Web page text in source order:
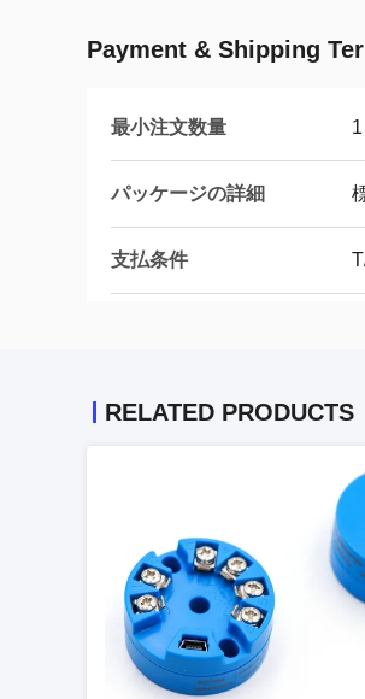
Payment & Shipping
最小注文数量 1
パッケージの詳細
支払条件
RELATED PRODUCTS